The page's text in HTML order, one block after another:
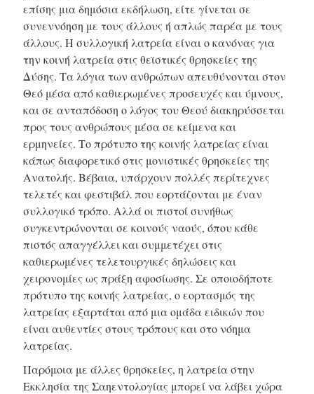
επίσης μια δημόσια εκδήλωση, είτε γίνεται σε
συνεννόηση με τους άλλους ή απλώς παρέα με τους
άλλους. Η συλλογική λατρεία είναι ο κανόνας για
την κοινή λατρεία στις θεϊστικές θρησκείες της
Δύσης. Τα λόγια των ανθρώπων απευθύνονται στον
Θεό μέσα από καθιερωμένες προσευχές και ύμνους,
και σε ανταπόδοση ο λόγος του Θεού διακηρύσσεται
προς τους ανθρώπους μέσα σε κείμενα και
ερμηνείες. Το πρότυπο της κοινής λατρείας είναι
κάπως διαφορετικό στις μονιστικές θρησκείες της
Ανατολής. Βέβαια, υπάρχουν πολλές περίτεχνες
τελετές και φεστιβάλ που εορτάζονται με έναν
συλλογικό τρόπο. Αλλά οι πιστοί συνήθως
συγκεντρώνονται σε κοινούς ναούς, όπου κάθε
πιστός απαγγέλλει και συμμετέχει στις
καθιερωμένες τελετουργικές δηλώσεις και
χειρονομίες ως πράξη αφοσίωσης. Σε οποιοδήποτε
πρότυπο της κοινής λατρείας, ο εορτασμός της
λατρείας εξαρτάται από μια ομάδα ειδικών που
είναι αυθεντίες στους τρόπους και στο νόημα
λατρείας.
Παρόμοια με άλλες θρησκείες, η λατρεία στην
Εκκλησία της Σαηεντολογίας μπορεί να λάβει χώρα